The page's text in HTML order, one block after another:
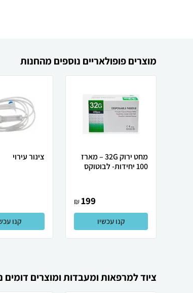
מוצרים פופולאריים נוספים מהחנות
מחט ירוק 32G – מארז
100 יחידות- לבוטוקס
199
₪
קנו עכשיו
צינור עירוי
קנו
ציוד למרפאות ומעבדות ומוצרים דומים